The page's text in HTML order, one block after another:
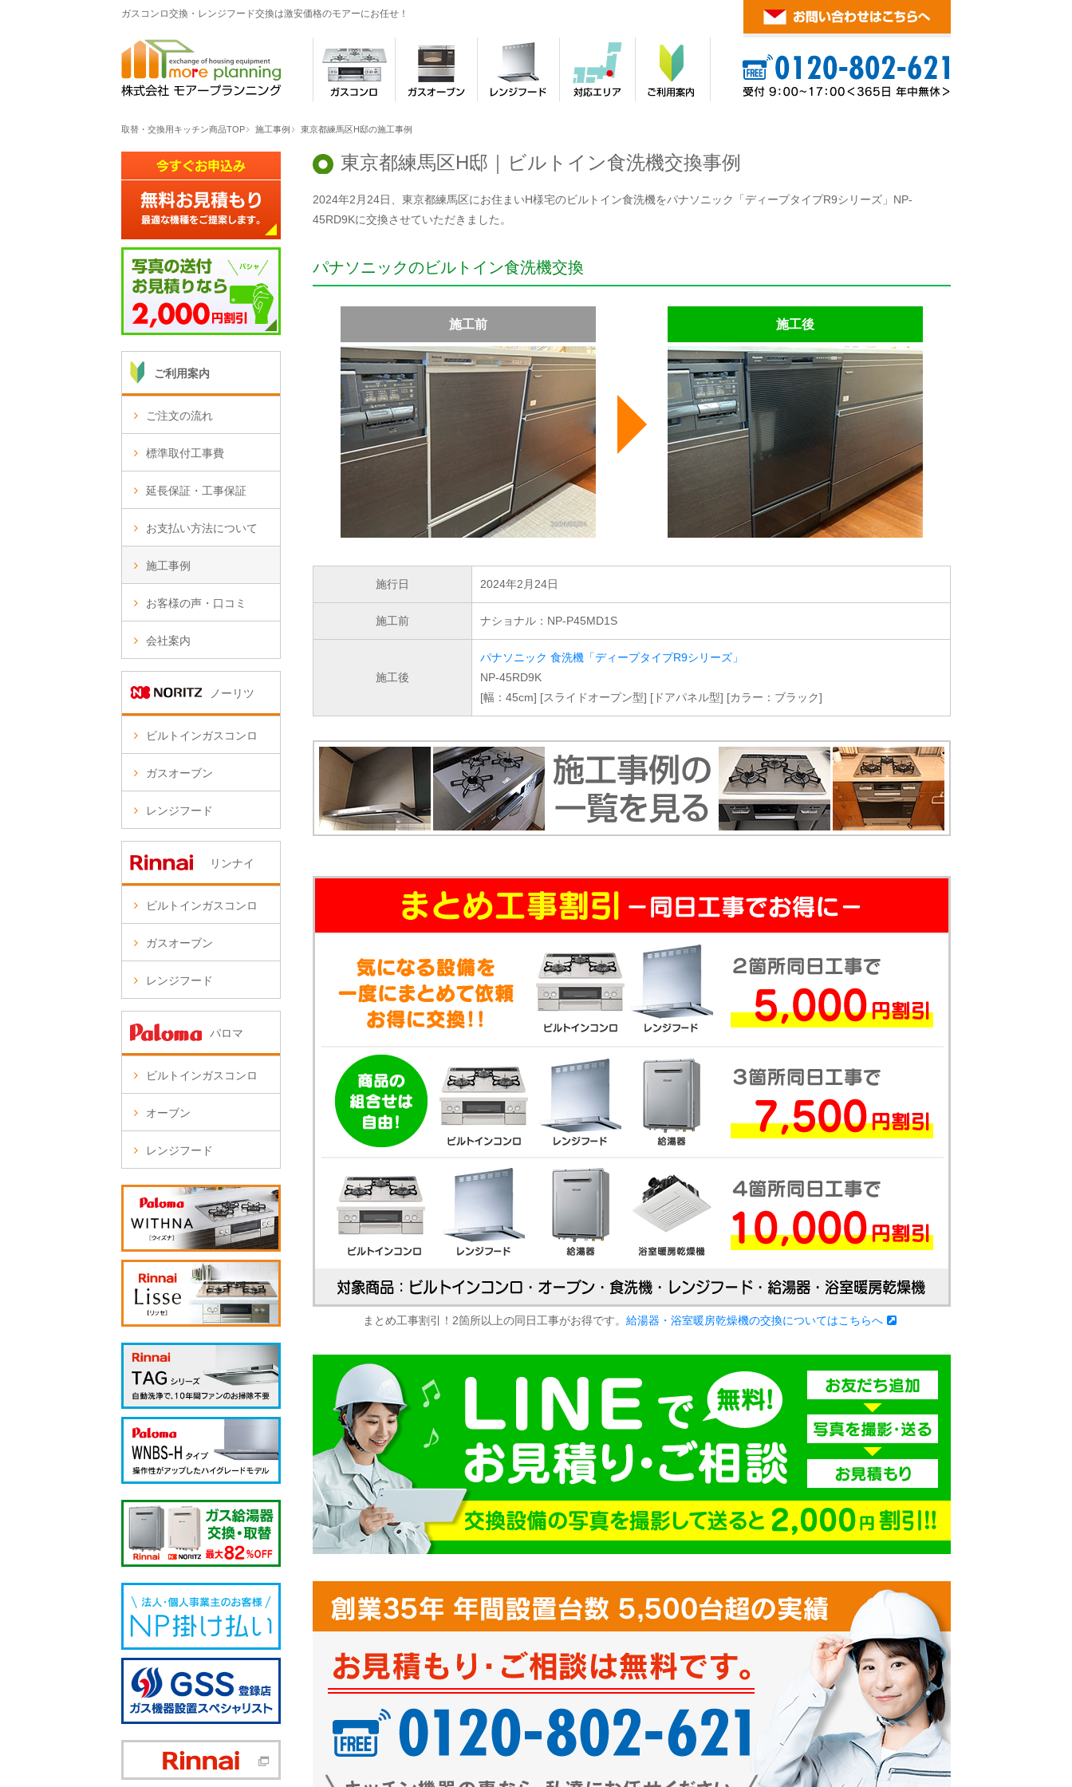
ガスコンロ交換・レンジフード交換は激安価格のモアーにお任せ！
取替・交換用キッチン商品TOP 施工事例 東京都練馬区H邸の施工事例
東京都練馬区H邸｜ビルトイン食洗機交換事例
2024年2月24日、東京都練馬区にお住まいH様宅のビルトイン食洗機をパナソニック「ディープタイプR9シリーズ」NP-
45RD9Kに交換させていただきました。
パナソニックのビルトイン食洗機交換
施工前 施工後
施行日 2024年2月24日
施工前 ナショナル：NP-P45MD1S
施工後
パナソニック 食洗機「ディープタイプR9シリーズ」
NP-45RD9K
[幅：45cm] [スライドオープン型] [ドアパネル型] [カラー：ブラック]
まとめ工事割引！2箇所以上の同日工事がお得です。 給湯器・浴室暖房乾燥機の交換についてはこちらへ
ご利用案内
ご注文の流れ
標準取付工事費
延長保証・工事保証
お支払い方法について
施工事例
お客様の声・口コミ
会社案内
ノーリツ
ビルトインガスコンロ
ガスオーブン
レンジフード
リンナイ
ビルトインガスコンロ
ガスオーブン
レンジフード
パロマ
ビルトインガスコンロ
オーブン
レンジフード